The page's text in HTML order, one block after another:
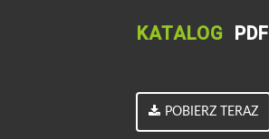
KATALOG PDF
POBIERZ TERAZ